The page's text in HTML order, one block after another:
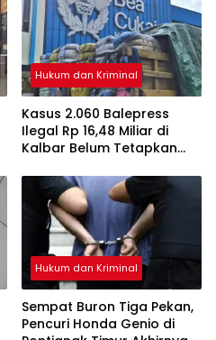
Hukum dan Kriminal
Kasus 2.060 Balepress
Ilegal Rp 16,48 Miliar di
Kalbar Belum Tetapkan
Sudah Diperiksa
Hukum dan Kriminal
Sempat Buron Tiga Pekan,
Pencuri Honda Genio di